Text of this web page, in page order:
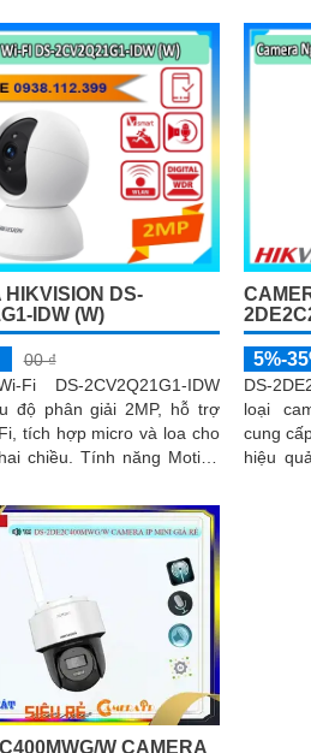
DS-
IDW (W)
00 ₫
Fi DS-2CV2Q21G1-IDW
độ phân giải 2MP, hỗ trợ
tích hợp micro và loa cho
năng Motion
5%-
DS-
loại
cung
hiệu
W CAMERA